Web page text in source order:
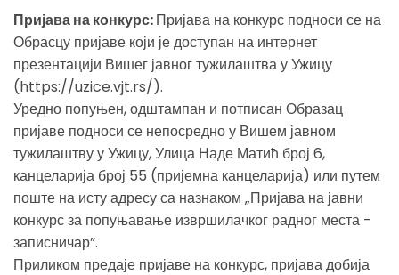
Пријава на конкурс:Пријава на конкурс подноси се на
Обрасцу пријаве који је доступан на интернет
презентацији Вишег јавног тужилаштва у Ужицу
(https://uzice.vjt.rs/).
Уредно попуњен, одштампан и потписан Образац
пријаве подноси се непосредно у Вишем јавном
тужилаштву у Ужицу, Улица Наде Матић број 6,
канцеларија број 55 (пријемна канцеларија) или путем
поште на исту адресу са назнаком „Пријава на јавни
конкурс за попуњавање извршилачког радног места -
записничар”.
Приликом предаје пријаве на конкурс, пријава добија